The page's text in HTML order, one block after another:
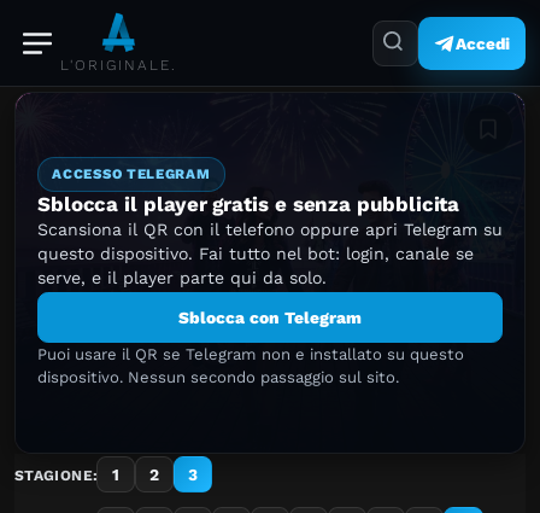
L'ORIGINALE.
Accedi
ACCESSO TELEGRAM
Sblocca il player gratis e senza pubblicita
Scansiona il QR con il telefono oppure apri Telegram su
questo dispositivo. Fai tutto nel bot: login, canale se
serve, e il player parte qui da solo.
Sblocca con Telegram
Puoi usare il QR se Telegram non e installato su questo
dispositivo. Nessun secondo passaggio sul sito.
STAGIONE: 1 2 3